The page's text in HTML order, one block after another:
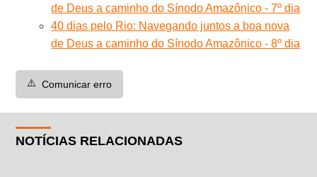
de Deus a caminho do Sínodo Amazônico - 7º dia
40 dias pelo Rio: Navegando juntos a boa nova
de Deus a caminho do Sínodo Amazônico - 8º dia
⚠️ Comunicar erro
NOTÍCIAS RELACIONADAS